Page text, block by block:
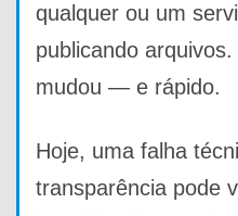
qualquer ou um
publicando
mudou — e rápido.
Hoje, uma falha
transparência pode